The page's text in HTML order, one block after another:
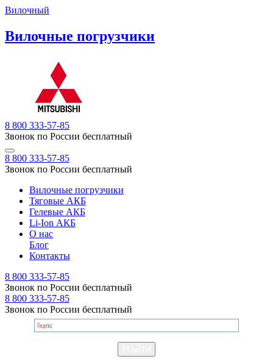
Вилочный
Вилочные погрузчики
8 800 333-57-85
Звонок по России бесплатный
8 800 333-57-85
Звонок по России бесплатный
Вилочные погрузчики
Тяговые АКБ
Гелевые АКБ
Li-Ion АКБ
О нас
Блог
Контакты
8 800 333-57-85
Звонок по России бесплатный
8 800 333-57-85
Звонок по России бесплатный